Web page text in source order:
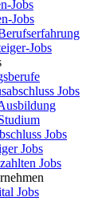
Jobs
Jobs
Jobs
Jobs
Jobs
Jobs
Jobs
Jobs